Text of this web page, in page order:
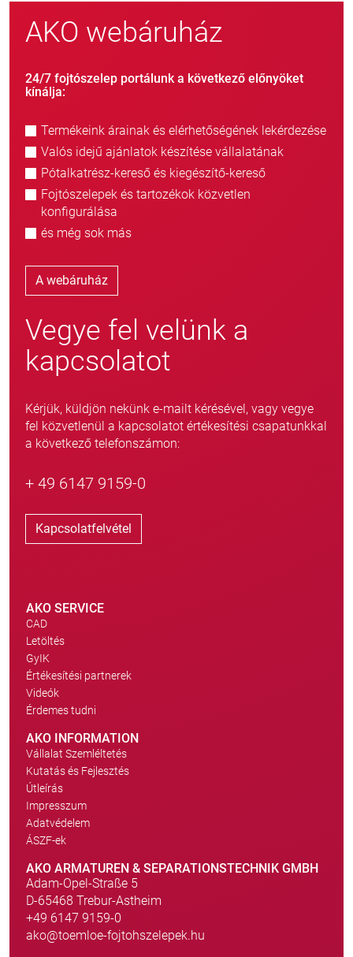
AKO webáruház
24/7 fojtószelep portálunk a következő előnyöket
kínálja:
Termékeink árainak és elérhetőségének lekérdezése
Valós idejű ajánlatok készítése vállalatának
Pótalkatrész-kereső és kiegészítő-kereső
Fojtószelepek és tartozékok közvetlen
konfigurálása
és még sok más
A webáruház
Vegye fel velünk a
kapcsolatot
Kérjük, küldjön nekünk e-mailt kérésével, vagy vegye
fel közvetlenül a kapcsolatot értékesítési csapatunkkal
a következő telefonszámon:
+ 49 6147 9159-0
Kapcsolatfelvétel
AKO SERVICE
CAD
Letöltés
GyIK
Értékesítési partnerek
Videók
Érdemes tudni
AKO INFORMATION
Vállalat Szemléltetés
Kutatás és Fejlesztés
Útleírás
Impresszum
Adatvédelem
ÁSZF-ek
AKO ARMATUREN & SEPARATIONSTECHNIK GMBH
Adam-Opel-Straße 5
D-65468 Trebur-Astheim
+49 6147 9159-0
ako@toemloe-fojtohszelepek.hu